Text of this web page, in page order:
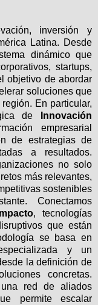
inversión y
Latina. Desde
dinámico que
startups,
objetivo de abordar
soluciones que
En particular,
de
Innovación
empresarial
de estrategias de
a resultados.
no solo
más relevantes,
sostenibles
Conectamos
, tecnologías
que están
se basa en
y un
la definición de
concretas.
una red de aliados
permite escalar